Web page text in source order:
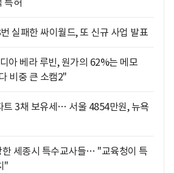
특허
실패한 싸이월드, 또 신규 사업 발표
아 베라 루빈, 원가의 62%는 메모
비중 큰 소캠2"
트 3채 보유세… 서울 4854만원, 뉴욕
한 세종시 특수교사들… "교육청이 특
"